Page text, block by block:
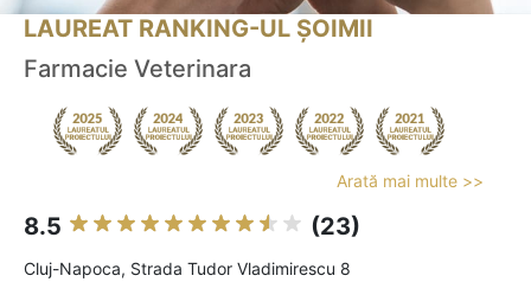
LAUREAT RANKING-UL ȘOIMII
Farmacie Veterinara
Arată mai multe >>
8.5 (23)
Cluj-Napoca, Strada Tudor Vladimirescu 8